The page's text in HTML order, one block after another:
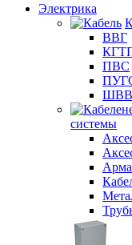
Электрика
ВВГ
ПВС
системы